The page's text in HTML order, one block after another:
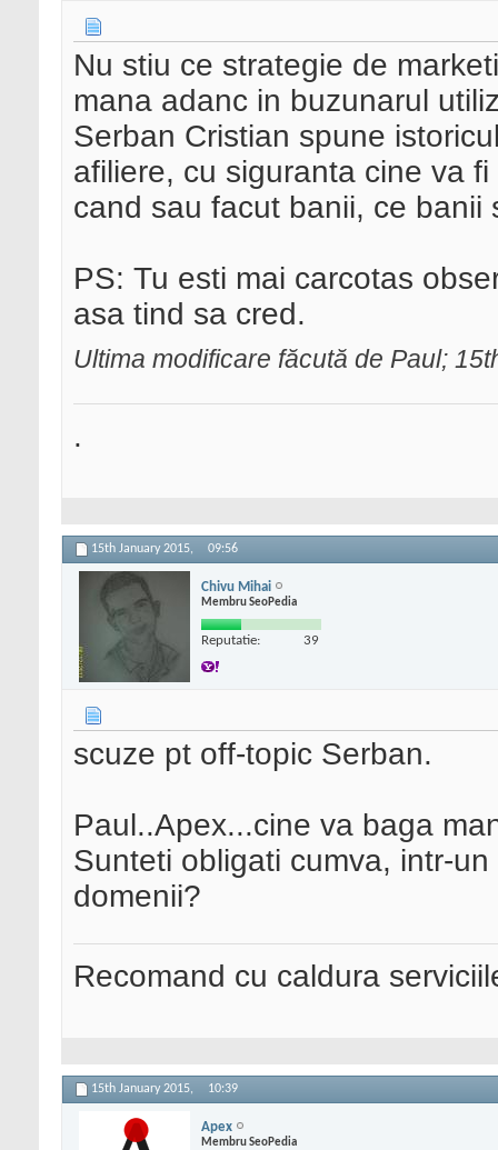
Nu stiu ce strategie de
mana adanc in buzunarul
Serban Cristian spune
afiliere, cu siguranta cine va
cand sau facut banii, ce banii
PS: Tu esti mai carcotas
asa tind sa cred.
Ultima modificare făcută de Paul;
.
15th January 2015, 09:56
Chivu Mihai
Membru SeoPedia
Reputatie: 39
scuze pt off-topic Serban.
Paul..Apex...cine va baga
Sunteti obligati cumva, intr-
domenii?
Recomand cu caldura
15th January 2015, 10:39
Apex
Membru SeoPedia